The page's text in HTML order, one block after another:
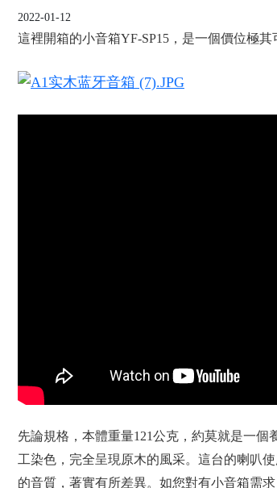
2022-01-12
這裡開箱的小音箱YF-SP15，是一個價位極
先論規格，本體重量121公克，約莫就是一
工染色，完全呈現原木的風采。這台的喇叭
的音質，著實有所差異。如您對有小音箱需